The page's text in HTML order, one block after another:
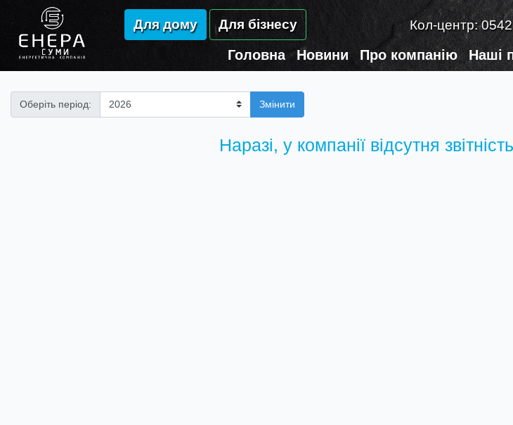
Для дому Для бізнесу Кол-центр:
Головна Новини Про компанію Наші
Оберіть період: Змінити
Наразі, у компанії відсутня